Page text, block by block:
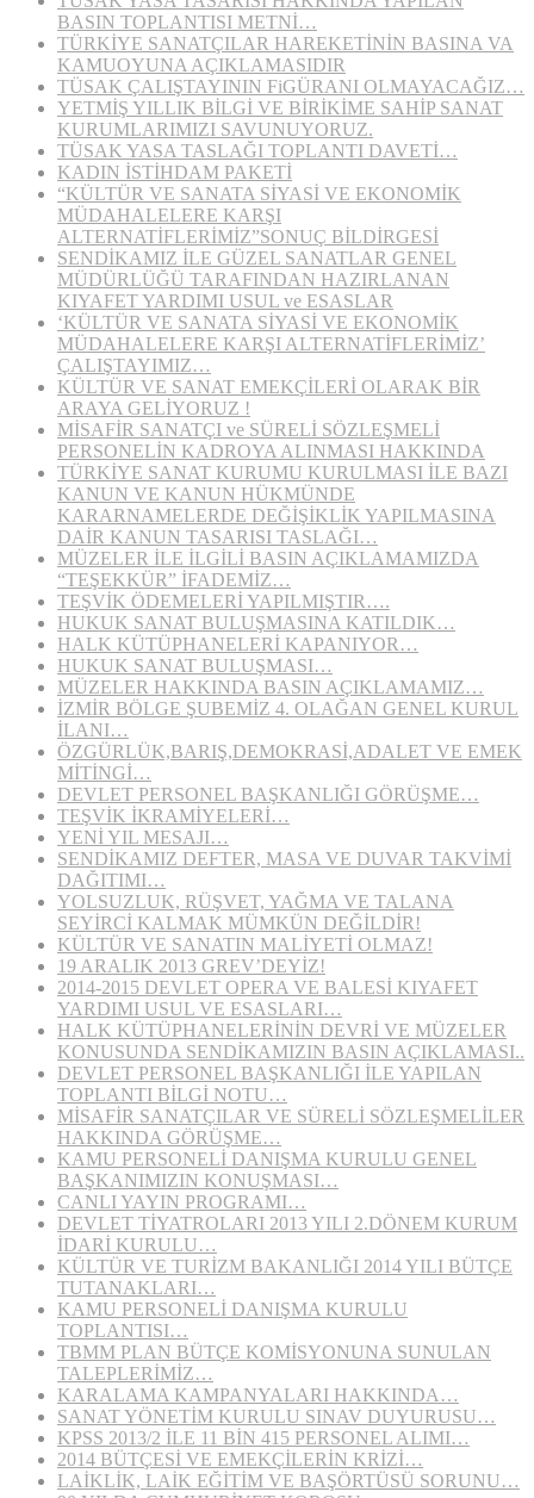
BASIN TOPLANTISI METNİ…
TÜRKİYE SANATÇILAR HAREKETİNİN BASINA VA
KAMUOYUNA AÇIKLAMASIDIR
TÜSAK ÇALIŞTAYININ FiGÜRANI OLMAYACAĞIZ…
YETMİŞ YILLIK BİLGİ VE BİRİKİME SAHİP SANAT
KURUMLARIMIZI SAVUNUYORUZ.
TÜSAK YASA TASLAĞI TOPLANTI DAVETİ…
KADIN İSTİHDAM PAKETİ
“KÜLTÜR VE SANATA SİYASİ VE EKONOMİK
MÜDAHALELERE KARŞI
ALTERNATİFLERİMİZ”SONUÇ BİLDİRGESİ
SENDİKAMIZ İLE GÜZEL SANATLAR GENEL
MÜDÜRLÜĞÜ TARAFINDAN HAZIRLANAN
KIYAFET YARDIMI USUL ve ESASLAR
‘KÜLTÜR VE SANATA SİYASİ VE EKONOMİK
MÜDAHALELERE KARŞI ALTERNATİFLERİMİZ’
ÇALIŞTAYIMIZ…
KÜLTÜR VE SANAT EMEKÇİLERİ OLARAK BİR
ARAYA GELİYORUZ !
MİSAFİR SANATÇI ve SÜRELİ SÖZLEŞMELİ
PERSONELİN KADROYA ALINMASI HAKKINDA
TÜRKİYE SANAT KURUMU KURULMASI İLE BAZI
KANUN VE KANUN HÜKMÜNDE
KARARNAMELERDE DEĞİŞİKLİK YAPILMASINA
DAİR KANUN TASARISI TASLAĞI…
MÜZELER İLE İLGİLİ BASIN AÇIKLAMAMIZDA
“TEŞEKKÜR” İFADEMİZ…
TEŞVİK ÖDEMELERİ YAPILMIŞTIR….
HUKUK SANAT BULUŞMASINA KATILDIK…
HALK KÜTÜPHANELERİ KAPANIYOR…
HUKUK SANAT BULUŞMASI…
MÜZELER HAKKINDA BASIN AÇIKLAMAMIZ…
İZMİR BÖLGE ŞUBEMİZ 4. OLAĞAN GENEL KURUL
İLANI…
ÖZGÜRLÜK,BARIŞ,DEMOKRASİ,ADALET VE EMEK
MİTİNGİ…
DEVLET PERSONEL BAŞKANLIĞI GÖRÜŞME…
TEŞVİK İKRAMİYELERİ…
YENİ YIL MESAJI…
SENDİKAMIZ DEFTER, MASA VE DUVAR TAKVİMİ
DAĞITIMI…
YOLSUZLUK, RÜŞVET, YAĞMA VE TALANA
SEYİRCİ KALMAK MÜMKÜN DEĞİLDİR!
KÜLTÜR VE SANATIN MALİYETİ OLMAZ!
19 ARALIK 2013 GREV’DEYİZ!
2014-2015 DEVLET OPERA VE BALESİ KIYAFET
YARDIMI USUL VE ESASLARI…
HALK KÜTÜPHANELERİNİN DEVRİ VE MÜZELER
KONUSUNDA SENDİKAMIZIN BASIN AÇIKLAMASI..
DEVLET PERSONEL BAŞKANLIĞI İLE YAPILAN
TOPLANTI BİLGİ NOTU…
MİSAFİR SANATÇILAR VE SÜRELİ SÖZLEŞMELİLER
HAKKINDA GÖRÜŞME…
KAMU PERSONELİ DANIŞMA KURULU GENEL
BAŞKANIMIZIN KONUŞMASI…
CANLI YAYIN PROGRAMI…
DEVLET TİYATROLARI 2013 YILI 2.DÖNEM KURUM
İDARİ KURULU…
KÜLTÜR VE TURİZM BAKANLIĞI 2014 YILI BÜTÇE
TUTANAKLARI…
KAMU PERSONELİ DANIŞMA KURULU
TOPLANTISI…
TBMM PLAN BÜTÇE KOMİSYONUNA SUNULAN
TALEPLERİMİZ…
KARALAMA KAMPANYALARI HAKKINDA…
SANAT YÖNETİM KURULU SINAV DUYURUSU…
KPSS 2013/2 İLE 11 BİN 415 PERSONEL ALIMI…
2014 BÜTÇESİ VE EMEKÇİLERİN KRİZİ…
LAİKLİK, LAİK EĞİTİM VE BAŞÖRTÜSÜ SORUNU…